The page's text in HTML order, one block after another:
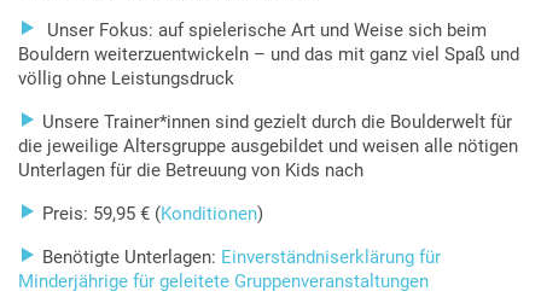

Unser Fokus: auf spielerische Art und Weise sich beim
Bouldern weiterzuentwickeln – und das mit ganz viel Spaß und
völlig ohne Leistungsdruck
 Unsere Trainer*innen sind gezielt durch die Boulderwelt für
die jeweilige Altersgruppe ausgebildet und weisen alle nötigen
Unterlagen für die Betreuung von Kids nach
 Preis: 59,95 € (Konditionen)
 Benötigte Unterlagen: Einverständniserklärung für
Minderjährige für geleitete Gruppenveranstaltungen